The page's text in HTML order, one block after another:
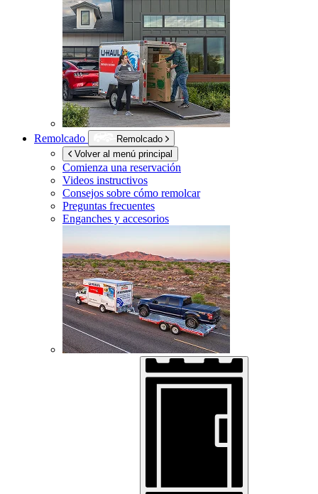
Remolcado
Remolcado
Volver al menú principal
Comienza una reservación
Videos instructivos
Consejos sobre cómo remolcar
Preguntas frecuentes
Enganches y accesorios